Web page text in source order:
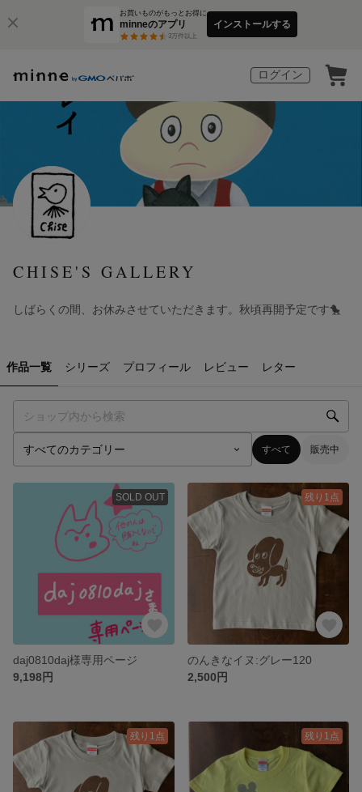
お買いものがもっとお得に
minneのアプリ
3万件以上
インストールする
ログイン
CHISE'S GALLERY
しばらくの間、お休みさせていただきます。秋頃再開予定です🐤
作品一覧 シリーズ プロフィール レビュー レター
すべて 販売中
SOLD OUT
daj0810daj様専用ページ
9,198円
残り1点
のんきなイヌ:グレー120
2,500円
残り1点 残り1点